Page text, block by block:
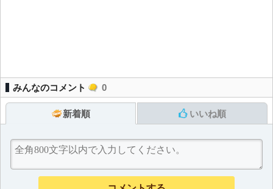
みんなのコメント 0
新着順 いいね順